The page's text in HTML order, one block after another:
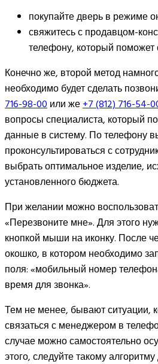
покупайте дверь в режиме
свяжитесь с продавцом-
телефону, который поможет
Конечно же, второй метод
необходимо будет сделать
716-98-00или же+7 (812) 716-54-
вопросы специалиста, который
данные в систему. По телефону
проконсультироваться с
выбрать оптимальное изделие,
установленного бюджета.
При желании можно
«Перезвоните мне». Для этого
кнопкой мыши на иконку. После
окошко, в котором необходимо
поля: «мобильный номер
время для звонка».
Тем не менее, бывают ситуации,
связаться с менеджером в
случае можно самостоятельно
этого, следуйте такому